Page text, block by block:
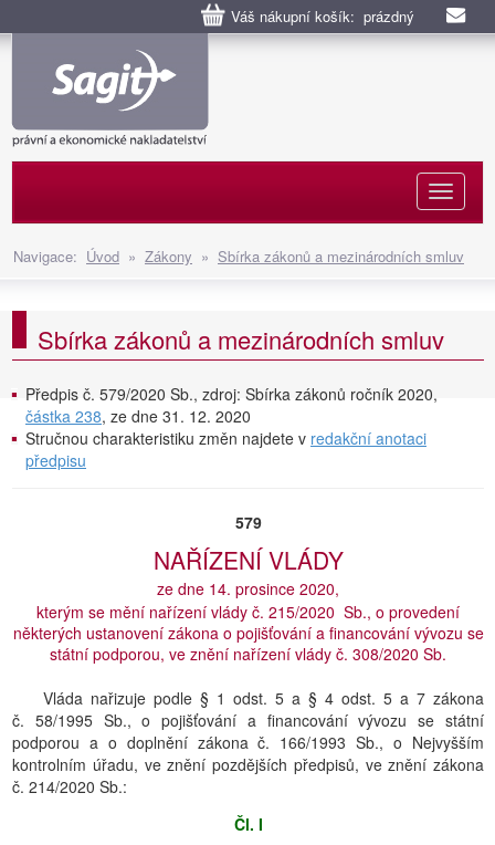
Váš nákupní košík: prázdný
Navigace: Úvod » Zákony » Sbírka zákonů a mezinárodních smluv
Sbírka zákonů a mezinárodních smluv
Předpis č. 579/2020 Sb., zdroj: Sbírka zákonů ročník 2020,
částka 238, ze dne 31. 12. 2020
Stručnou charakteristiku změn najdete v redakční anotaci
předpisu
579
NAŘÍZENÍ VLÁDY
ze dne 14. prosince 2020,
kterým se mění nařízení vlády č. 215/2020 Sb., o provedení
některých ustanovení zákona o pojišťování a financování vývozu se
státní podporou, ve znění nařízení vlády č. 308/2020 Sb.
Vláda nařizuje podle § 1 odst. 5 a § 4 odst. 5 a 7 zákona
č. 58/1995 Sb., o pojišťování a financování vývozu se státní
podporou a o doplnění zákona č. 166/1993 Sb., o Nejvyšším
kontrolním úřadu, ve znění pozdějších předpisů, ve znění zákona
č. 214/2020 Sb.:
Čl. I